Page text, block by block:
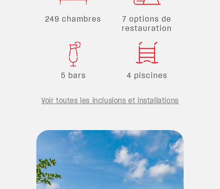
249 chambres
7 options de
restauration
5 bars 4 piscines
Voir toutes les inclusions et installations